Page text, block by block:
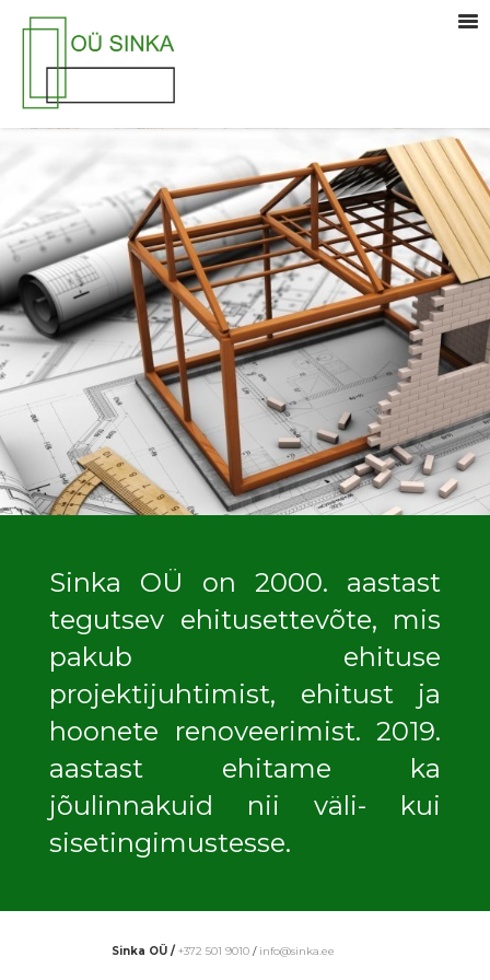
Sinka OÜ on 2000. aastast
tegutsev ehitusettevõte, mis
pakub ehituse
projektijuhtimist, ehitust ja
hoonete renoveerimist. 2019.
aastast ehitame ka
jõulinnakuid nii väli- kui
sisetingimustesse.
Sinka OÜ / +372 501 9010/ info@sinka.ee